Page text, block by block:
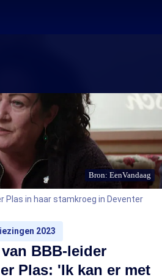
Bron: EenVandaag
Plas in haar stamkroeg in Deventer
2023
BBB-leider
Plas: 'Ik kan er met